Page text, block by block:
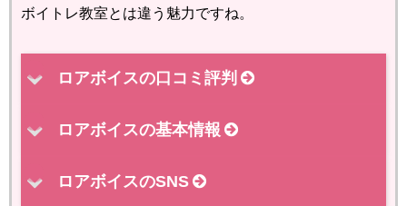
ボイトレ教室とは違う魅力ですね。
ロアボイスの口コミ評判
ロアボイスの基本情報
ロアボイスのSNS